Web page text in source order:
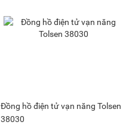
Đồng hồ điện tử vạn năng Tolsen
38030